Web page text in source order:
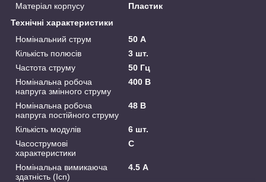
Матеріал корпусу
Пластик
Технічні характеристики
Номінальний струм
50 А
Кількість полюсів
3 шт.
Частота струму
50 Гц
Номінальна робоча
напруга змінного струму
400 В
Номінальна робоча
напруга постійного струму
48 В
Кількість модулів
6 шт.
Часострумові
характеристики
C
Номінальна вимикаюча
здатність (Icn)
4.5 А